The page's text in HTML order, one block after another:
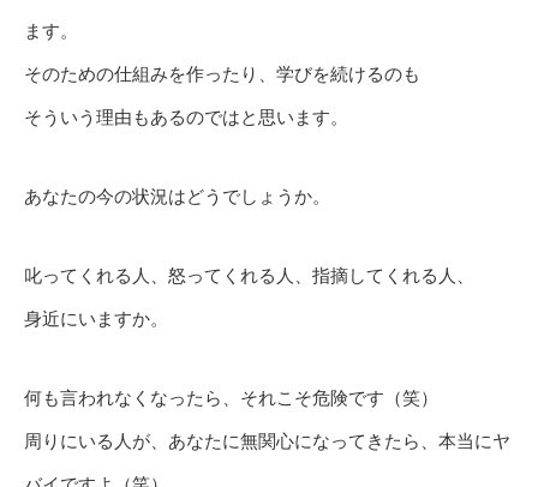
ます。
そのための仕組みを作ったり、学びを続けるのも
そういう理由もあるのではと思います。
あなたの今の状況はどうでしょうか。
叱ってくれる人、怒ってくれる人、指摘してくれる人、
身近にいますか。
何も言われなくなったら、それこそ危険です（笑）
周りにいる人が、あなたに無関心になってきたら、本当にヤ